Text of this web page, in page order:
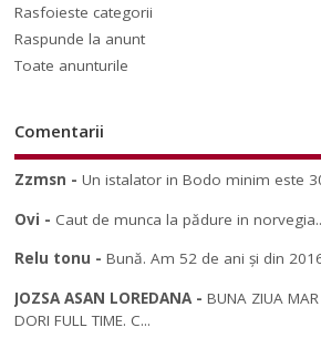
Rasfoieste categorii
Raspunde la anunt
Toate anunturile
Comentarii
Zzmsn -Un istalator in Bodo minim este
Ovi - Caut de munca la pădure in
Relu tonu -Bună. Am 52 de ani și din
JOZSA ASAN LOREDANA-BUNA ZIUA MAR
DORI FULL TIME. C...